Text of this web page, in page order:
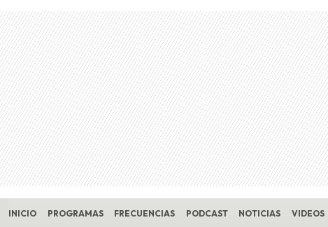
Skip to main content
INICIO PROGRAMAS FRECUENCIAS PODCAST NOTICIAS VIDEOS